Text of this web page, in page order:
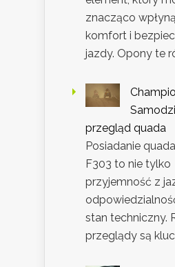
znacząco
komfort i
jazdy. Opony te
przegląd quada
Posiadanie
F303 to nie tylko
przyjemność z
stan techniczny.
przeglądy są